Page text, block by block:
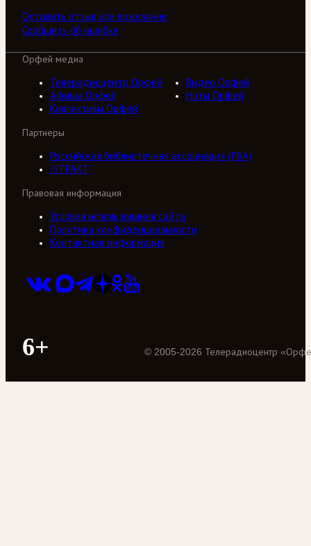
Оставить отзыв или пожелание
Сообщить об ошибке
Орфей медиа
Телерадиоцентр Орфей
Видео Орфей
Афиша Орфей
Ноты Орфей
Коллективы Орфей
Партнеры
Российская библиотечная ассоциация (РБА)
///ТРАКТ
Правовая информация
Условия использования сайта
Политика конфиденциальности
Контактная информация
6+ © 2005-2026 Телерадиоцентр